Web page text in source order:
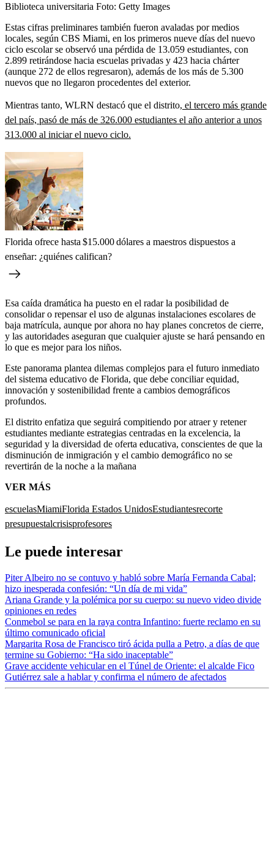
Biblioteca universitaria Foto: Getty Images
Estas cifras preliminares también fueron avaladas por medios
locales, según CBS Miami, en los primeros nueve días del nuevo
ciclo escolar se observó una pérdida de 13.059 estudiantes, con
2.899 retirándose hacia escuelas privadas y 423 hacia chárter
(aunque 272 de ellos regresaron), además de los más de 5.300
nuevos que no llegaron procedentes del exterior.
Mientras tanto, WLRN destacó que el distrito, el tercero más grande
del país, pasó de más de 326.000 estudiantes el año anterior a unos
313.000 al iniciar el nuevo ciclo.
Florida ofrece hasta $15.000 dólares a maestros dispuestos a
enseñar: ¿quiénes califican?
Esa caída dramática ha puesto en el radar la posibilidad de
consolidar o repensar el uso de algunas instalaciones escolares de
baja matrícula, aunque por ahora no hay planes concretos de cierre,
y las autoridades aseguran que cualquier ajuste se hará pensando en
lo que es mejor para los niños.
Este panorama plantea dilemas complejos para el futuro inmediato
del sistema educativo de Florida, que debe conciliar equidad,
innovación y sostenibilidad frente a cambios demográficos
profundos.
El distrito enfatiza que seguirá compitiendo por atraer y retener
estudiantes mediante estrategias centradas en la excelencia, la
seguridad y la diversidad de oferta educativa, conscientes de que la
disminución de inmigración y el cambio demográfico no se
revertirán de la noche a la mañana
VER MÁS
escuelasMiamiFlorida Estados UnidosEstudiantesrecorte
presupuestalcrisisprofesores
Le puede interesar
Piter Albeiro no se contuvo y habló sobre María Fernanda Cabal;
hizo inesperada confesión: “Un día de mi vida”
Ariana Grande y la polémica por su cuerpo: su nuevo video divide
opiniones en redes
Conmebol se para en la raya contra Infantino: fuerte reclamo en su
último comunicado oficial
Margarita Rosa de Francisco tiró ácida pulla a Petro, a días de que
termine su Gobierno: “Ha sido inaceptable”
Grave accidente vehicular en el Túnel de Oriente: el alcalde Fico
Gutiérrez sale a hablar y confirma el número de afectados